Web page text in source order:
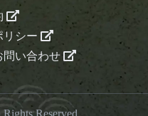
リシー
問い合わせ
Rights Reserved.